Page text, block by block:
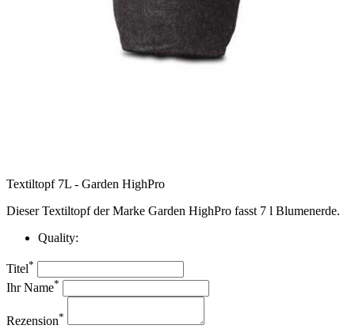
Textiltopf 7L - Garden HighPro
Dieser Textiltopf der Marke Garden HighPro fasst 7 l Blumenerde.
Quality:
Titel*
Ihr Name*
Rezension*